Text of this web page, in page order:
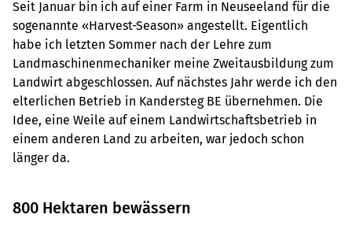
Seit Januar bin ich auf einer Farm in Neuseeland für die
sogenannte «Harvest-Season» angestellt. Eigentlich
habe ich letzten Sommer nach der Lehre zum
Landmaschinenmechaniker meine Zweitausbildung zum
Landwirt abgeschlossen. Auf nächstes Jahr werde ich den
elterlichen Betrieb in Kandersteg BE übernehmen. Die
Idee, eine Weile auf einem Landwirtschaftsbetrieb in
einem anderen Land zu arbeiten, war jedoch schon
länger da.
800 Hektaren bewässern